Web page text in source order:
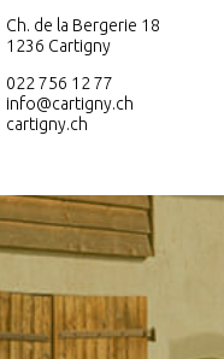
Ch. de la Bergerie 18
1236 Cartigny
022 756 12 77
info@cartigny.ch
cartigny.ch